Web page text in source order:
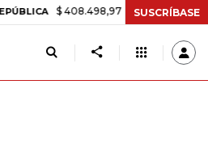
$ 408.498,97 +$ 8.753,81 +2,19%
SUSCRÍBASE